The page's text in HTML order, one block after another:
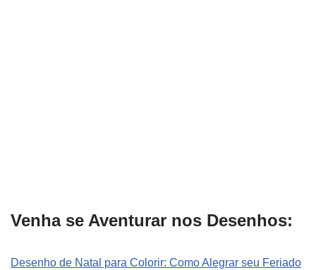
Venha se Aventurar nos Desenhos:
Desenho de Natal para Colorir: Como Alegrar seu Feriado